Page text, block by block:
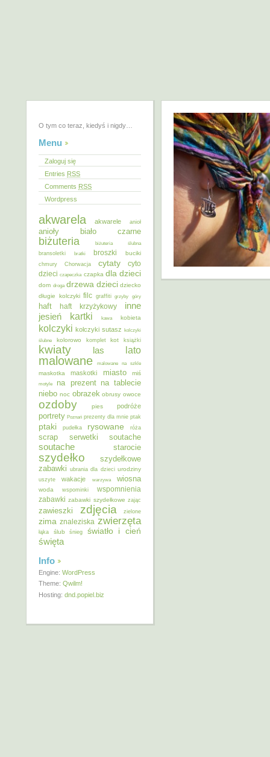
O tym co teraz, kiedyś i nigdy…
Menu
Zaloguj się
Entries RSS
Comments RSS
Wordpress
akwarela akwarele anioł
anioły biało czarne
biżuteria
biżuteria ślubna
bransoletki
bratki broszki buciki
chmury Chorwacja cytaty
cyto
dzieci czapeczka czapka dla dzieci
dom droga drzewa dzieci dziecko
długie kolczyki filc graffiti grzyby góry
haft haft krzyżykowy inne
jesień kartki kawa kobieta
kolczyki kolczyki sutasz kolczyki
ślubne
kolorowo komplet kot książki
kwiaty las lato
malowane malowane na szkle
maskotka maskotki miasto miś
motyle na prezent na tablecie
niebo noc obrazek obrusy owoce
ozdoby pies podróże
portrety Poznań prezenty dla mnie ptak
ptaki pudełka rysowane róża
scrap serwetki soutache
soutache starocie
szydełko
szydełkowe
zabawki ubrania dla dzieci urodziny
uszyte wakacje warzywa wiosna
woda wspominki
wspomnienia
zabawki zabawki szydełkowe zając
zawieszki zdjęcia zielone
zima znaleziska zwierzęta
łąka ślub śnieg światło i cień
święta
Info
Engine: WordPress
Theme: Qwilm!
Hosting: dnd.popiel.biz